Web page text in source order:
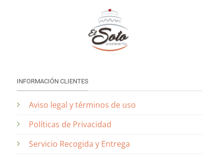
INFORMACIÓN CLIENTES
Aviso legal y términos de uso
Políticas de Privacidad
Servicio Recogida y Entrega